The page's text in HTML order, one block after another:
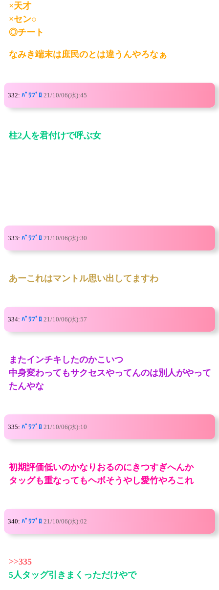
×天才
×セン○
◎チート
なみき端末は庶民のとは違うんやろなぁ
332: ﾊﾟﾜﾌﾟﾛ 21/10/06(水):45
柱2人を君付けで呼ぶ女
333: ﾊﾟﾜﾌﾟﾛ 21/10/06(水):30
あーこれはマントル思い出してますわ
334: ﾊﾟﾜﾌﾟﾛ 21/10/06(水):57
またインチキしたのかこいつ
中身変わってもサクセスやってんのは別人がやって
たんやな
335: ﾊﾟﾜﾌﾟﾛ 21/10/06(水):10
初期評価低いのかなりおるのにきつすぎへんか
タッグも重なってもヘボそうやし愛竹やろこれ
340: ﾊﾟﾜﾌﾟﾛ 21/10/06(水):02
>>335
5人タッグ引きまくっただけやで